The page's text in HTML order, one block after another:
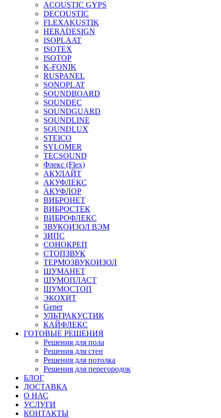
ACOUSTIC GYPS
DECOUSTIC
FLEXAKUSTIK
HERADESIGN
ISOPLAAT
ISOTEX
ISOTOP
K-FONIK
RUSPANEL
SONOPLAT
SOUNDBOARD
SOUNDEC
SOUNDGUARD
SOUNDLINE
SOUNDLUX
STEICO
SYLOMER
TECSOUND
Флекс (Flex)
АКУЛАЙТ
АКУФЛЕКС
АКУФЛОР
ВИБРОНЕТ
ВИБРОСТЕК
ВИБРОФЛЕКС
ЗВУКОИЗОЛ ВЭМ
ЗИПС
СОНОКРЕП
СТОПЗВУК
ТЕРМОЗВУКОИЗОЛ
ШУМАНЕТ
ШУМОПЛАСТ
ШУМОСТОП
ЭКОХИТ
Gener
УЛЬТРАКУСТИК
КАЙФЛЕКС
ГОТОВЫЕ РЕШЕНИЯ
Решения для пола
Решения для стен
Решения для потолка
Решения для перегородок
БЛОГ
ДОСТАВКА
О НАС
УСЛУГИ
КОНТАКТЫ